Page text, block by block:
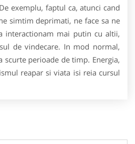
exemplu, faptul ca, atunci cand
simtim deprimati, ne face sa ne
interactionam mai putin cu altii,
de vindecare. In mod normal,
scurte perioade de timp. Energia,
reapar si viata isi reia cursul